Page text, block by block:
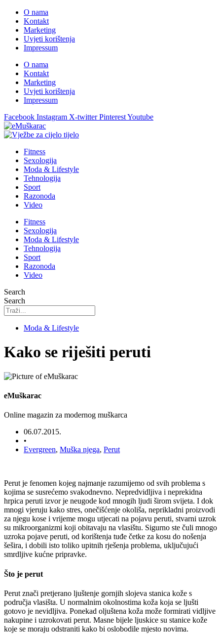
O nama
Kontakt
Marketing
Uvjeti korištenja
Impressum
O nama
Kontakt
Marketing
Uvjeti korištenja
Impressum
Facebook Instagram X-twitter PinterestYoutube
Fitness
Sexologija
Moda & Lifestyle
Tehnologija
Sport
Razonoda
Video
Fitness
Sexologija
Moda & Lifestyle
Tehnologija
Sport
Razonoda
Video
Search
Search
Moda & Lifestyle
Kako se riješiti peruti
eMuškarac
Online magazin za modernog muškarca
06.07.2015.
•
Evergreen, Muška njega, Perut
Perut je fenomen kojeg najmanje razumijemo od svih problema s
kojima se susrećemo svakodnevno. Nepredvidljiva i neprekidna
hrpica peruti izvor je neugode kod mnogih ljudi širom svijeta. I dok
mnogi vjeruju kako stres, onečišćenje okoliša, neprikladni proizvodi
za njegu kose i vrijeme mogu utjecati na pojavu peruti, stvarni uzrok
su mikroorganizmi koji obitavaju na vlasištu. Sigurno ste čuli mnogo
uzroka pojave peruti, od korištenja tuđe četke za kosu do nošenja
šešira, i dobili isto toliko upitnih rješenja problema, uključujući
smrdljive kućne pripravke.
Što je perut
Perut znači pretjerano ljuštenje gornjih slojeva stanica kože s
područja vlasišta. U normalnim okolnostima koža koja se ljušti
gotovo je nevidljiva. Ponekad oljuštena koža može formirati vidljive
nakupine i uzrokovati perut. Masne bijele ljuskice su stanice kože
koje se moraju odstraniti kako bi oslobodile mjesto novima.